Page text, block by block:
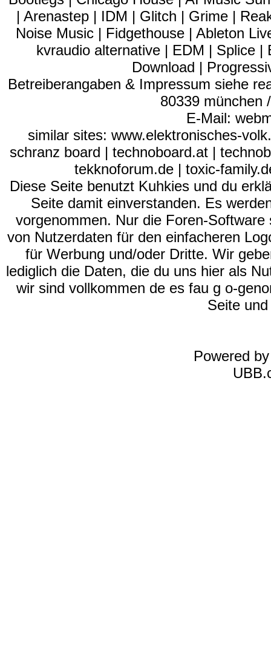
| Arenastep | IDM | Glitch | Grime |
Noise Music | Fidgethouse | Ableton
kvraudio alternative | EDM | Splice
Download |
Betreiberangaben & Impressum siehe
80339 münchen
E-Mail:
similar sites: www.elektronisches-
schranz board | technoboard.at |
tekknoforum.de | toxic-
Diese Seite benutzt Kuhkies und du
Seite damit einverstanden. Es
vorgenommen. Nur die Foren-
von Nutzerdaten für den einfacheren
für Werbung und/oder Dritte. Wir
lediglich die Daten, die du uns hier als
wir sind vollkommen de es fau g o-
Seite
Powered